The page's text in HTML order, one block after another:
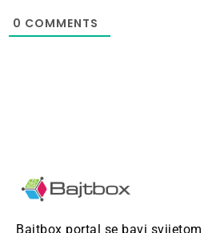
0 COMMENTS
Bajtbox portal se bavi svijetom